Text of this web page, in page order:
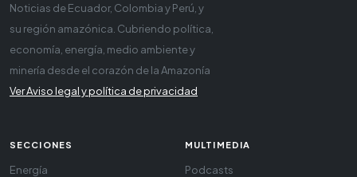
Noticias de Ecuador, Colombia y Perú, y
su región amazónica. Cubriendo política,
economía, energía, medio ambiente y
minería desde el corazón de la Amazonía
Ver Aviso legal y política de privacidad
SECCIONES
Energía
MULTIMEDIA
Podcasts